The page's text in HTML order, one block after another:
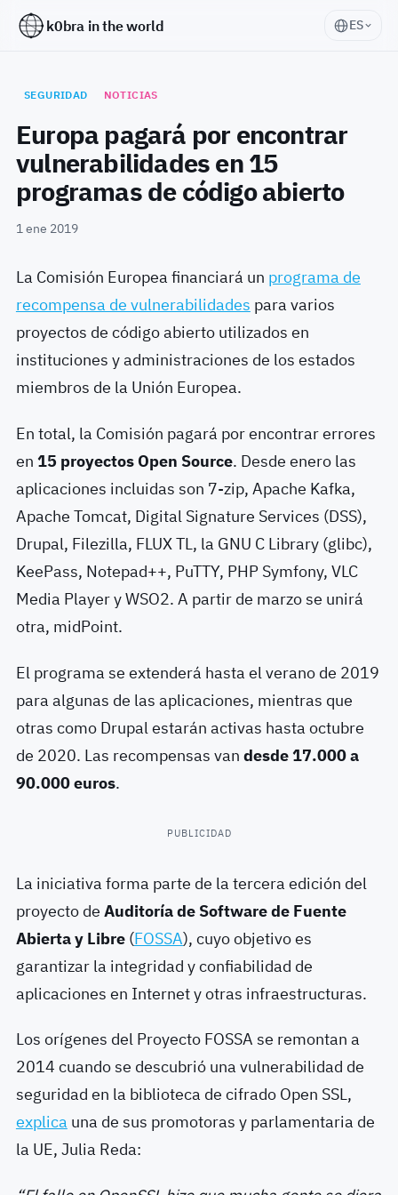
k0bra in the world ES
SEGURIDAD NOTICIAS
Europa pagará por encontrar
vulnerabilidades en 15
programas de código abierto
1 ene 2019
La Comisión Europea financiará un programa de
recompensa de vulnerabilidades para varios
proyectos de código abierto utilizados en
instituciones y administraciones de los estados
miembros de la Unión Europea.
En total, la Comisión pagará por encontrar errores
en 15 proyectos Open Source. Desde enero las
aplicaciones incluidas son 7-zip, Apache Kafka,
Apache Tomcat, Digital Signature Services (DSS),
Drupal, Filezilla, FLUX TL, la GNU C Library (glibc),
KeePass, Notepad++, PuTTY, PHP Symfony, VLC
Media Player y WSO2. A partir de marzo se unirá
otra, midPoint.
El programa se extenderá hasta el verano de 2019
para algunas de las aplicaciones, mientras que
otras como Drupal estarán activas hasta octubre
de 2020. Las recompensas van desde 17.000 a
90.000 euros.
PUBLICIDAD
La iniciativa forma parte de la tercera edición del
proyecto de Auditoría de Software de Fuente
Abierta y Libre(FOSSA), cuyo objetivo es
garantizar la integridad y confiabilidad de
aplicaciones en Internet y otras infraestructuras.
Los orígenes del Proyecto FOSSA se remontan a
2014 cuando se descubrió una vulnerabilidad de
seguridad en la biblioteca de cifrado Open SSL,
explica una de sus promotoras y parlamentaria de
la UE, Julia Reda: